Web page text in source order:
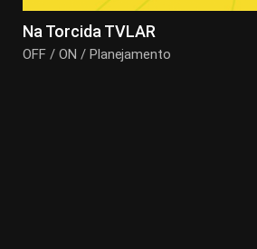
Na Torcida TVLAR
OFF / ON / Planejamento